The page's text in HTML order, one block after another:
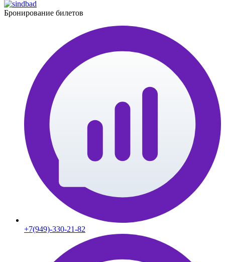
Бронирование билетов
+7(949)-330-21-82